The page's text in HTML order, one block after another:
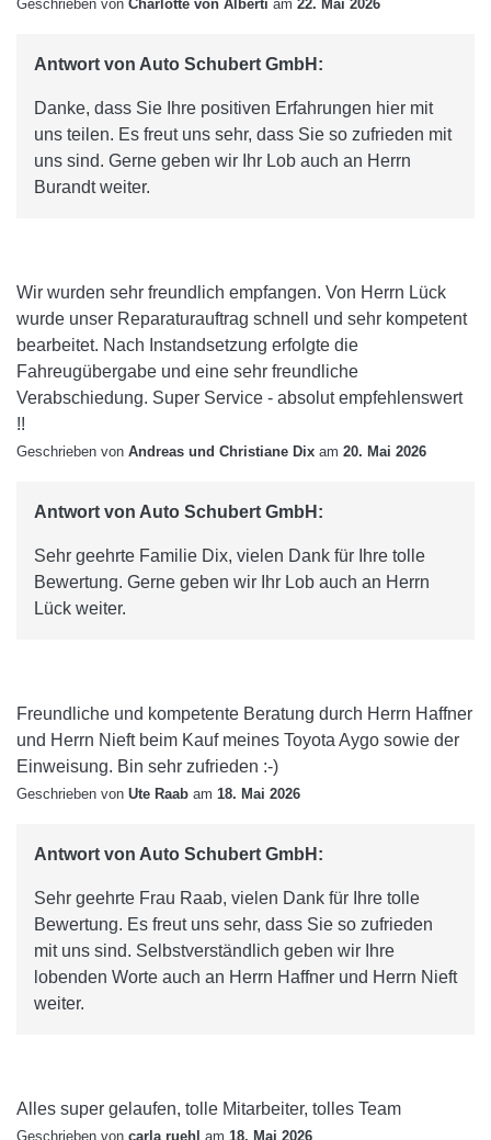
Geschrieben von Charlotte von Alberti am 22. Mai 2026
Antwort von Auto Schubert GmbH:
Danke, dass Sie Ihre positiven Erfahrungen hier mit
uns teilen. Es freut uns sehr, dass Sie so zufrieden mit
uns sind. Gerne geben wir Ihr Lob auch an Herrn
Burandt weiter.
Wir wurden sehr freundlich empfangen. Von Herrn Lück
wurde unser Reparaturauftrag schnell und sehr kompetent
bearbeitet. Nach Instandsetzung erfolgte die
Fahreugübergabe und eine sehr freundliche
Verabschiedung. Super Service - absolut empfehlenswert
!!
Geschrieben von Andreas und Christiane Dix am 20. Mai 2026
Antwort von Auto Schubert GmbH:
Sehr geehrte Familie Dix, vielen Dank für Ihre tolle
Bewertung. Gerne geben wir Ihr Lob auch an Herrn
Lück weiter.
Freundliche und kompetente Beratung durch Herrn Haffner
und Herrn Nieft beim Kauf meines Toyota Aygo sowie der
Einweisung. Bin sehr zufrieden :-)
Geschrieben von Ute Raab am 18. Mai 2026
Antwort von Auto Schubert GmbH:
Sehr geehrte Frau Raab, vielen Dank für Ihre tolle
Bewertung. Es freut uns sehr, dass Sie so zufrieden
mit uns sind. Selbstverständlich geben wir Ihre
lobenden Worte auch an Herrn Haffner und Herrn Nieft
weiter.
Alles super gelaufen, tolle Mitarbeiter, tolles Team
Geschrieben von carla ruehl am 18. Mai 2026